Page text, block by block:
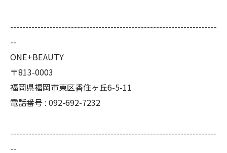
--------------------------------------------------------------------
--
ONE+BEAUTY
〒813-0003
福岡県福岡市東区香住ヶ丘6-5-11
電話番号 : 092-692-7232
--------------------------------------------------------------------
--